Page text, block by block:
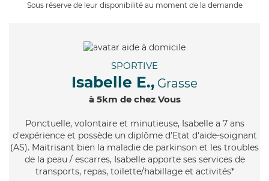
Sous réserve de leur disponibilité au moment de la demande
SPORTIVE
Isabelle E., Grasse
à 5km de chez Vous
Ponctuelle, volontaire et minutieuse, Isabelle a 7 ans
d'expérience et possède un diplôme d'Etat d'aide-soignant
(AS). Maitrisant bien la maladie de parkinson et les troubles
de la peau / escarres, Isabelle apporte ses services de
transports, repas, toilette/habillage et activités*